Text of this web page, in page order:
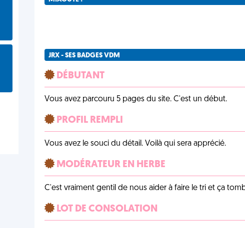
JRX - SES BADGES VDM
DÉBUTANT
Vous avez parcouru 5 pages du site. C'est un début.
PROFIL REMPLI
Vous avez le souci du détail. Voilà qui sera apprécié.
MODÉRATEUR EN HERBE
C'est vraiment gentil de nous aider à faire le tri et ça
LOT DE CONSOLATION